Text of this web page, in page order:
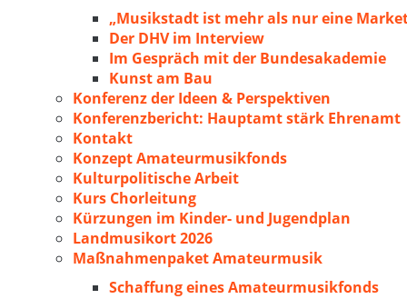
„Musikstadt ist mehr als nur eine
Der DHV im Interview
Im Gespräch mit der Bundesakademie
Kunst am Bau
Konferenz der Ideen & Perspektiven
Konferenzbericht: Hauptamt stärk Ehrenamt
Kontakt
Konzept Amateurmusikfonds
Kulturpolitische Arbeit
Kurs Chorleitung
Kürzungen im Kinder- und Jugendplan
Landmusikort 2026
Maßnahmenpaket Amateurmusik
Schaffung eines Amateurmusikfonds